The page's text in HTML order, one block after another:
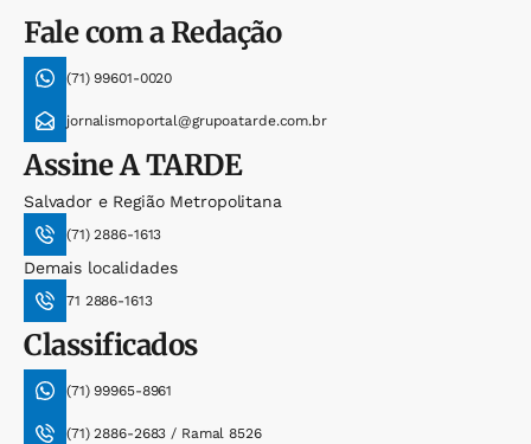
Fale com a Redação
(71) 99601-0020
jornalismoportal@grupoatarde.com.br
AssineA TARDE
Salvador e Região Metropolitana
(71) 2886-1613
Demais localidades
71 2886-1613
Classificados
(71) 99965-8961
(71) 2886-2683 / Ramal 8526